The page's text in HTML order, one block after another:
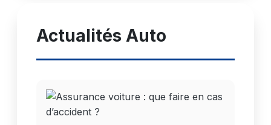
Actualités Auto